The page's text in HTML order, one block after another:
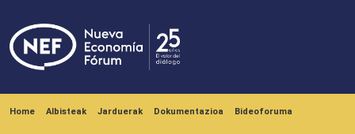
Home Albisteak Jarduerak Dokumentazioa Bideoforuma